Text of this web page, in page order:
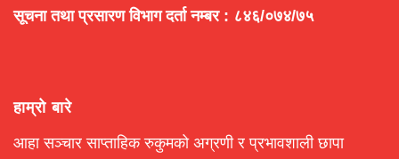
सूचना तथा प्रसारण विभाग दर्ता नम्बर : ८४६/०७४/७५
हाम्रो बारे
आहा सञ्चार साप्ताहिक रुकुमको अग्रणी र प्रभावशाली छापा